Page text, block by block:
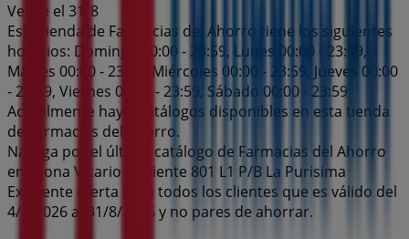
Vence el 31/8
Esta tienda de Farmacias del Ahorro tiene los siguientes
horarios: Domingo 00:00 - 23:59, Lunes 00:00 - 23:59,
Martes 00:00 - 23:59, Miércoles 00:00 - 23:59, Jueves 00:00
- 23:59, Viernes 00:00 - 23:59, Sábado 00:00 - 23:59
Actualmente hay 1 catálogos disponibles en esta tienda
de Farmacias del Ahorro.
Navega por el último catálogo de Farmacias del Ahorro
en Leona Vicario Poniente 801 L1 P/B La Purisima
Excelente oferta para todos los clientes que es válido del
4/8/2026 al 31/8/2026 y no pares de ahorrar.